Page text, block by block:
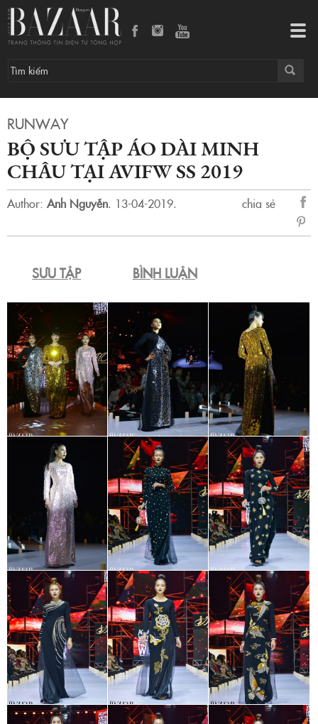
RUNWAY
BỘ SƯU TẬP ÁO DÀI MINH
CHÂU TẠI AVIFW SS 2019
Author: Anh Nguyễn. 13-04-2019.
chia sẻ
sẻ
SƯU TẬP BÌNH LUẬN
Bộ sưu tập Áo dài Minh Châu tại AVIFW SS 2019